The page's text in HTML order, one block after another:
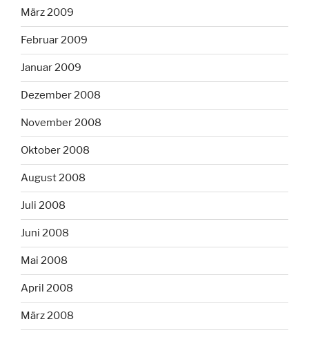
März 2009
Februar 2009
Januar 2009
Dezember 2008
November 2008
Oktober 2008
August 2008
Juli 2008
Juni 2008
Mai 2008
April 2008
März 2008